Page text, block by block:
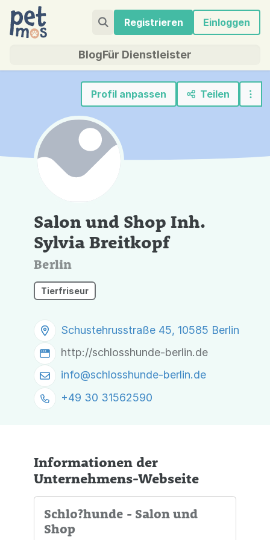
Registrieren Einloggen
BlogFür Dienstleister
Profil anpassen Teilen
Salon und Shop Inh.
Sylvia Breitkopf
Berlin
Tierfriseur
Schustehrusstraße 45, 10585 Berlin
http://schlosshunde-berlin.de
info@schlosshunde-berlin.de
+49 30 31562590
Informationen der
Unternehmens-Webseite
Schlo?hunde - Salon und
Shop